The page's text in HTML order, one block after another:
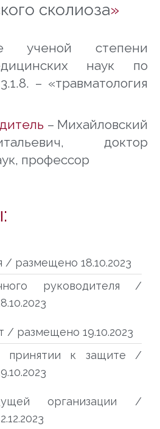
сколиоза»
ученой степени
наук по
3.1.8. – «травматология
– Михайловский
, доктор
профессор
/ размещено 18.10.2023
руководителя /
/ размещено 19.10.2023
принятии к защите /
организации /